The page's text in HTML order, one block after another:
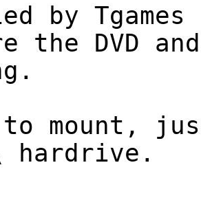
by
the DVD
to mount,
hardrive.